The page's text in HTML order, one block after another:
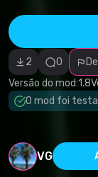
2 0
Versão do mod:1.8
O mod foi
VG
Categoria
Conteúdo
funcional
Descrição
imprecisa